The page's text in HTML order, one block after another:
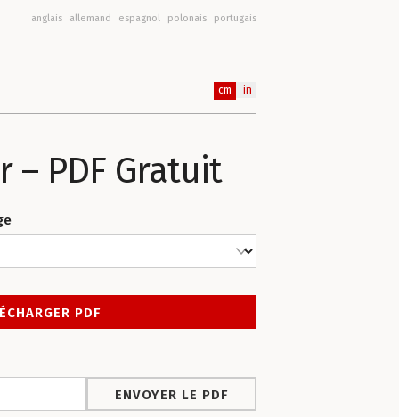
anglais allemand espagnol polonais portugais
cm in
– PDF Gratuit